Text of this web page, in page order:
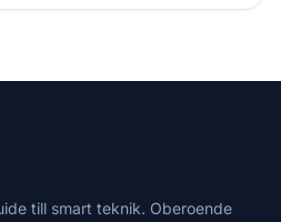
till smart teknik. Oberoende